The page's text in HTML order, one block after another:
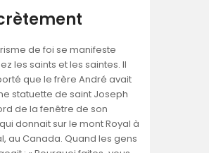
de foi se manifeste
les saints et les saintes. Il
que le frère André avait
statuette de saint Joseph
de la fenêtre de son
donnait sur le mont Royal à
au Canada. Quand les gens